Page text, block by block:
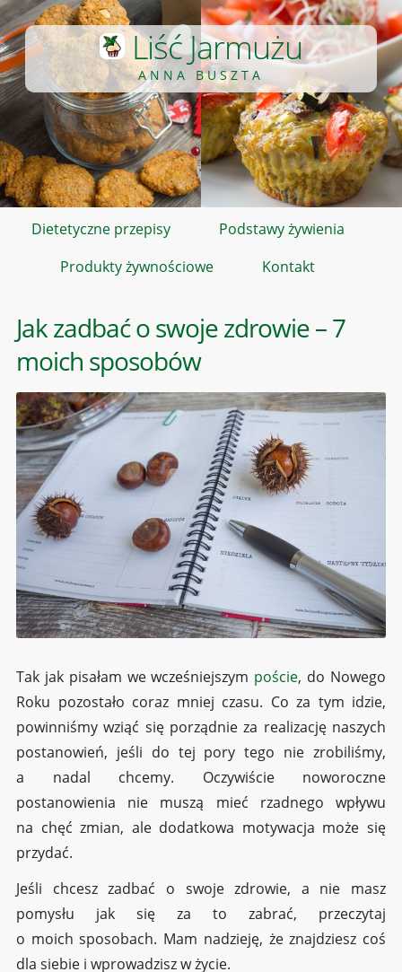
Liść Jarmużu
ANNA BUSZTA
Dietetyczne przepisy
Podstawy żywienia
Produkty żywnościowe
Kontakt
Jak zadbać o swoje zdrowie – 7
moich sposobów
Tak jak pisałam we wcześniejszym poście, do Nowego
Roku pozostało coraz mniej czasu. Co za tym idzie,
powinniśmy wziąć się porządnie za realizację naszych
postanowień, jeśli do tej pory tego nie zrobiliśmy,
a nadal chcemy. Oczywiście noworoczne
postanowienia nie muszą mieć rzadnego wpływu
na chęć zmian, ale dodatkowa motywacja może się
przydać.
Jeśli chcesz zadbać o swoje zdrowie, a nie masz
pomysłu jak się za to zabrać, przeczytaj
o moich sposobach. Mam nadzieję, że znajdziesz coś
dla siebie i wprowadzisz w życie.